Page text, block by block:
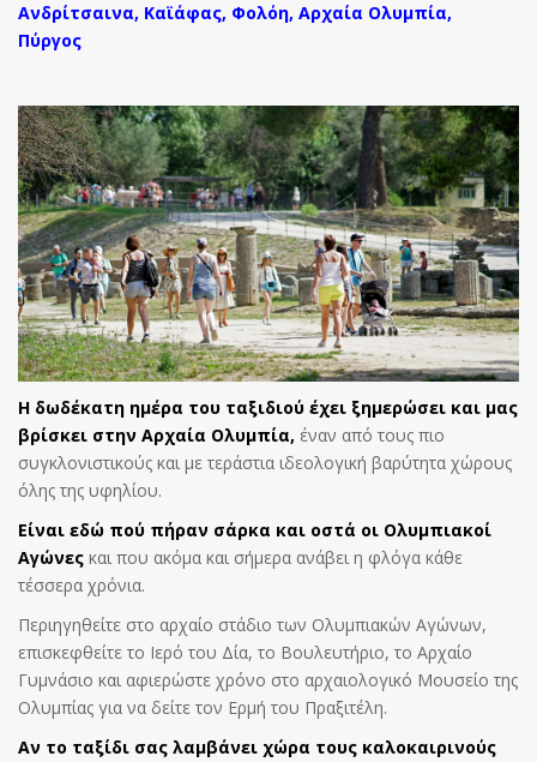
Ανδρίτσαινα, Καϊάφας, Φολόη, Αρχαία Ολυμπία,
Πύργος
Η δωδέκατη ημέρα του ταξιδιού έχει ξημερώσει και μας
βρίσκει στην Αρχαία Ολυμπία, έναν από τους πιο
συγκλονιστικούς και με τεράστια ιδεολογική βαρύτητα χώρους
όλης της υφηλίου.
Είναι εδώ πού πήραν σάρκα και οστά οι Ολυμπιακοί
Αγώνες και που ακόμα και σήμερα ανάβει η φλόγα κάθε
τέσσερα χρόνια.
Περιηγηθείτε στο αρχαίο στάδιο των Ολυμπιακών Αγώνων,
επισκεφθείτε το Ιερό του Δία, το Βουλευτήριο, το Αρχαίο
Γυμνάσιο και αφιερώστε χρόνο στο αρχαιολογικό Μουσείο της
Ολυμπίας για να δείτε τον Ερμή του Πραξιτέλη.
Αν το ταξίδι σας λαμβάνει χώρα τους καλοκαιρινούς